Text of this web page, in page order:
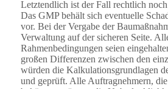
Letztendlich ist der Fall rechtlich
Das GMP behält sich eventuelle
vor. Bei der Vergabe der
Verwaltung auf der sicheren Seite.
Rahmenbedingungen seien
großen Differenzen zwischen den
würden die Kalkulationsgrundlagen
und geprüft. Alle Auftragnehmern,